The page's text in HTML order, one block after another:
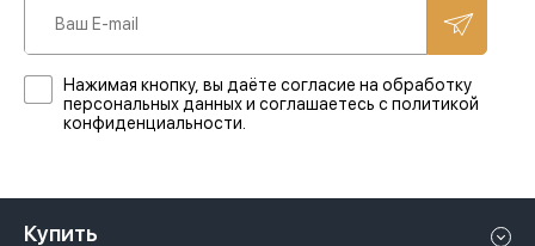
Нажимая кнопку, вы даёте согласие на обработку
персональных данных и соглашаетесь с политикой
конфиденциальности.
Купить